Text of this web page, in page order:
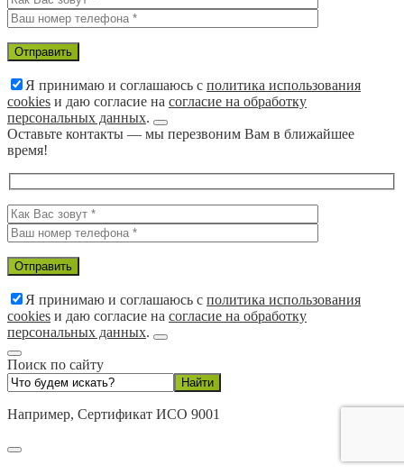
Я принимаю и соглашаюсь с политика использования
cookies и даю согласие на согласие на обработку
персональных данных.
Оставьте контакты — мы перезвоним Вам в ближайшее
время!
Я принимаю и соглашаюсь с политика использования
cookies и даю согласие на согласие на обработку
персональных данных.
Поиск по сайту
Например, Сертификат ИСО 9001